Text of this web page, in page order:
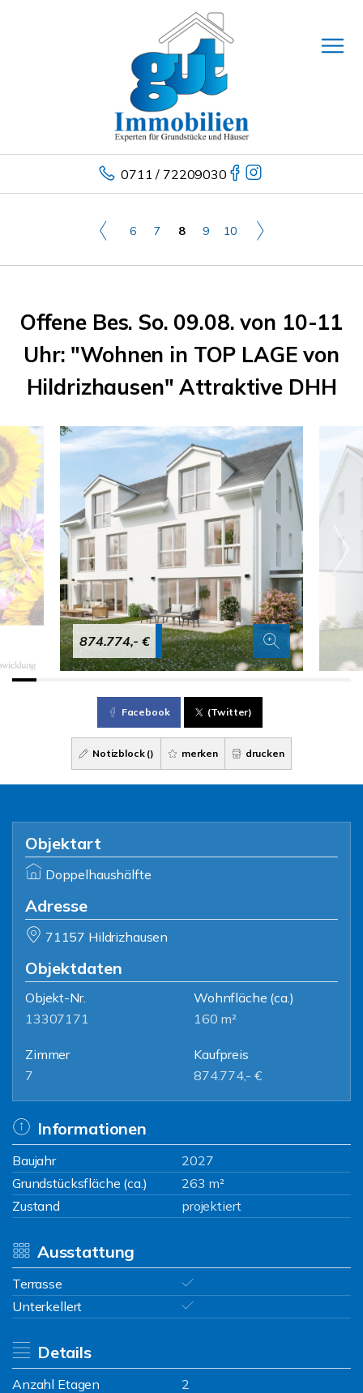
0711 / 72209030
6 7 8 9 10
Offene Bes. So. 09.08. von 10-11
Uhr: "Wohnen in TOP LAGE von
Hildrizhausen" Attraktive DHH
874.774,- €
Facebook (Twitter)
Notizblock () merken drucken
Objektart
Doppelhaushälfte
Adresse
71157 Hildrizhausen
Objektdaten
Objekt-Nr.
13307171
Wohnfläche (ca.)
160 m²
Zimmer
7
Kaufpreis
874.774,- €
Informationen
Baujahr
2027
Grundstücksfläche (ca.)
263 m²
Zustand
projektiert
Ausstattung
Terrasse
Unterkellert
Details
Anzahl Etagen
2